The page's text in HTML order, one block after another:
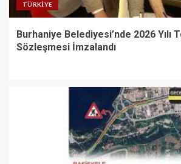
TÜRKIYE
Burhaniye Belediyesi’nde 2026 Yılı
Sözleşmesi İmzalandı